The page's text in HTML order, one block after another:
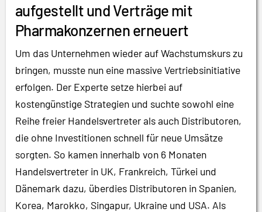
aufgestellt und Verträge mit
Pharmakonzernen erneuert
Um das Unternehmen wieder auf Wachstumskurs zu
bringen, musste nun eine massive Vertriebsinitiative
erfolgen. Der Experte setze hierbei auf
kostengünstige Strategien und suchte sowohl eine
Reihe freier Handelsvertreter als auch Distributoren,
die ohne Investitionen schnell für neue Umsätze
sorgten. So kamen innerhalb von 6 Monaten
Handelsvertreter in UK, Frankreich, Türkei und
Dänemark dazu, überdies Distributoren in Spanien,
Korea, Marokko, Singapur, Ukraine und USA. Als